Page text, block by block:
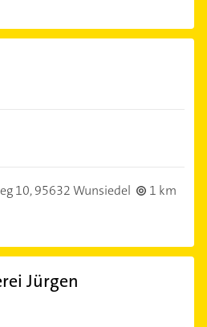
10,95632 Wunsiedel
1 km
Jürgen